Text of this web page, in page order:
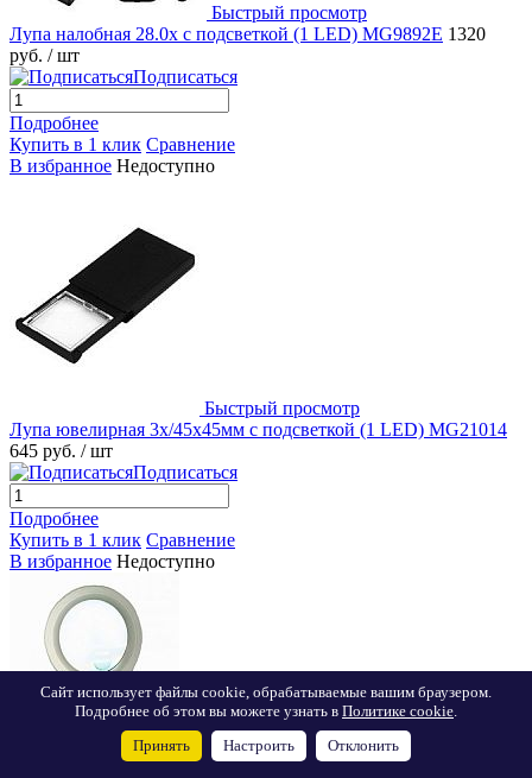
Быстрый просмотр
Лупа налобная 28.0x с подсветкой (1 LED) MG9892E 1320
руб. / шт
Подписаться
Подробнее
Купить в 1 клик Сравнение
В избранное Недоступно
Быстрый просмотр
Лупа ювелирная 3х/45x45мм с подсветкой (1 LED) MG21014
645 руб. / шт
Подписаться
Подробнее
Купить в 1 клик Сравнение
В избранное Недоступно
Сайт использует файлы cookie, обрабатываемые вашим браузером.
Подробнее об этом вы можете узнать в Политике cookie.
Принять Настроить Отклонить